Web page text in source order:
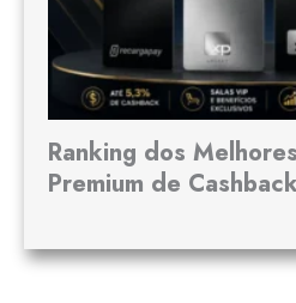
Ranking dos
Premium de